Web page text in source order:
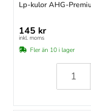
Lp-kulor AHG-
145 kr
inkl. moms
Fler än 10 i lager